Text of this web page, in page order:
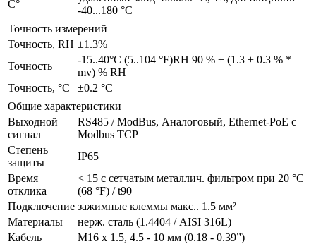
С°
-40...180 °C
Точность измерений
Точность, RH ±1.3%
Точность
-15..40°C (5..104 °F)RH 90 % ± (1.3 + 0.3 % *
mv) % RH
Точность, °С
±0.2 °C
Общие характеристики
Выходной
сигнал
RS485 / ModBus, Аналоговый, Ethernet-PoE с
Modbus TCP
Степень
защиты
IP65
Время
отклика
< 15 с сетчатым металлич. фильтром при 20 °C
(68 °F) / t90
Подключение зажимные клеммы макс.. 1.5 мм²
Материалы
нерж. сталь (1.4404 / AISI 316L)
Кабель
M16 x 1.5, 4.5 - 10 мм (0.18 - 0.39”)